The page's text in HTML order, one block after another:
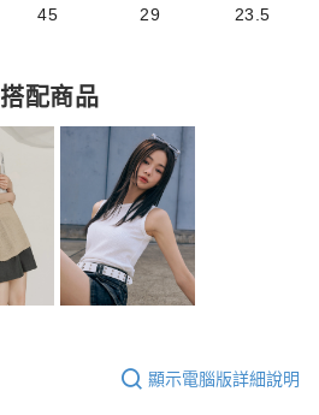
45 29 23.5
搭配商品
顯示電腦版詳細說明